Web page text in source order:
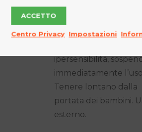
sciacquare
abbondantemente a
ipersensibilità,
immediatamente
Tenere lontano dalla
portata dei bambini.
esterno.
ACCETTO
Centro Privacy Impostazioni